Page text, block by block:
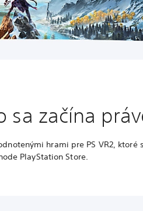
sa začína
hrami pre PS VR2, ktoré
PlayStation Store.